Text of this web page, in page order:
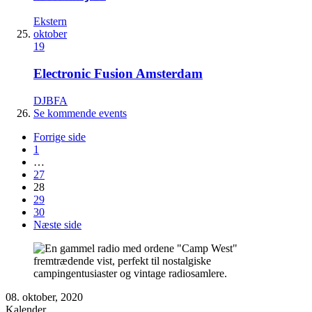
Ekstern
oktober
19
Electronic Fusion Amsterdam
DJBFA
Se kommende events
Forrige side
1
…
27
28
29
30
Næste side
08. oktober, 2020
Kalender